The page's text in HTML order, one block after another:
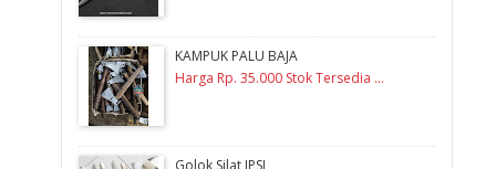
KAMPUK PALU BAJA
Harga Rp. 35.000 Stok Tersedia ...
Golok Silat IPSI